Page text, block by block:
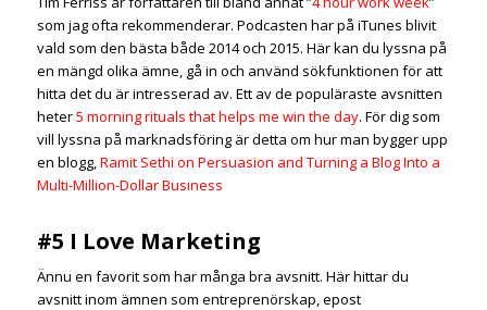
som jag ofta rekommenderar. Podcasten har på iTunes blivit
vald som den bästa både 2014 och 2015. Här kan du lyssna på
en mängd olika ämne, gå in och använd sökfunktionen för att
hitta det du är intresserad av. Ett av de populäraste avsnitten
heter5 morning rituals that helps me win the day. För dig som
vill lyssna på marknadsföring är detta om hur man bygger upp
en blogg, Ramit Sethi on Persuasion and Turning a Blog Into a
Multi-Million-Dollar Business
#5 I Love Marketing
Ännu en favorit som har många bra avsnitt. Här hittar du
avsnitt inom ämnen som entreprenörskap, epost